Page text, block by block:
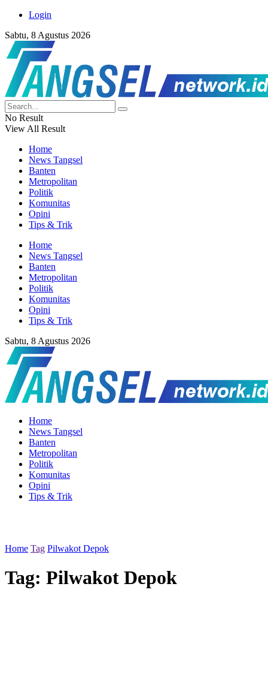
Login
Sabtu, 8 Agustus 2026
No Result
View All Result
Home
News Tangsel
Banten
Metropolitan
Politik
Komunitas
Opini
Tips & Trik
Home
News Tangsel
Banten
Metropolitan
Politik
Komunitas
Opini
Tips & Trik
Sabtu, 8 Agustus 2026
Home
News Tangsel
Banten
Metropolitan
Politik
Komunitas
Opini
Tips & Trik
Home Tag Pilwakot Depok
Tag: Pilwakot Depok